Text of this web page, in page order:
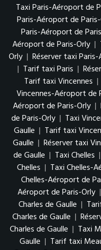
Taxi Paris-Aéroport de
Paris-Aéroport de
Paris-Aéroport de
Aéroport de Paris-Orly |
Orly | Réserver taxi
| Tarif taxi Paris |
Tarif taxi Vincennes |
Vincennes-Aéroport de
Aéroport de Paris-Orly |
de Paris-Orly | Taxi
Gaulle | Tarif taxi
Gaulle | Réserver taxi
de Gaulle | Taxi Chelles |
Chelles | Taxi Chelles-
Chelles-Aéroport de
Aéroport de Paris-Orly |
Charles de Gaulle |
Charles de Gaulle |
Charles de Gaulle | Taxi
Gaulle | Tarif taxi